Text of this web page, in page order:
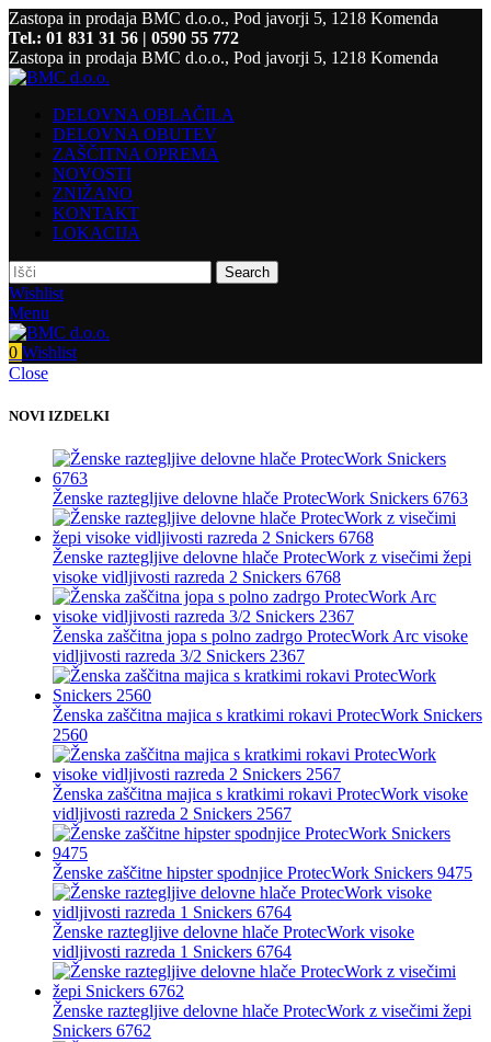
Zastopa in prodaja BMC d.o.o., Pod javorji 5, 1218 Komenda
Tel.: 01 831 31 56 | 0590 55 772
Zastopa in prodaja BMC d.o.o., Pod javorji 5, 1218 Komenda
DELOVNA OBLAČILA
DELOVNA OBUTEV
ZAŠČITNA OPREMA
NOVOSTI
ZNIŽANO
KONTAKT
LOKACIJA
Search
Wishlist
Menu
0 Wishlist
Close
NOVI IZDELKI
Ženske raztegljive delovne hlače ProtecWork Snickers 6763
Ženske raztegljive delovne hlače ProtecWork z visečimi žepi
visoke vidljivosti razreda 2 Snickers 6768
Ženska zaščitna jopa s polno zadrgo ProtecWork Arc visoke
vidljivosti razreda 3/2 Snickers 2367
Ženska zaščitna majica s kratkimi rokavi ProtecWork Snickers
2560
Ženska zaščitna majica s kratkimi rokavi ProtecWork visoke
vidljivosti razreda 2 Snickers 2567
Ženske zaščitne hipster spodnjice ProtecWork Snickers 9475
Ženske raztegljive delovne hlače ProtecWork visoke
vidljivosti razreda 1 Snickers 6764
Ženske raztegljive delovne hlače ProtecWork z visečimi žepi
Snickers 6762